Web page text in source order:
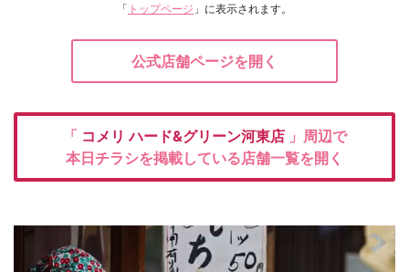
「 トップページ 」に表示されます。
公式店舗ページを開く
「 コメリハード&グリーン河東店 」周辺で
本日チラシを掲載している店舗一覧を開く